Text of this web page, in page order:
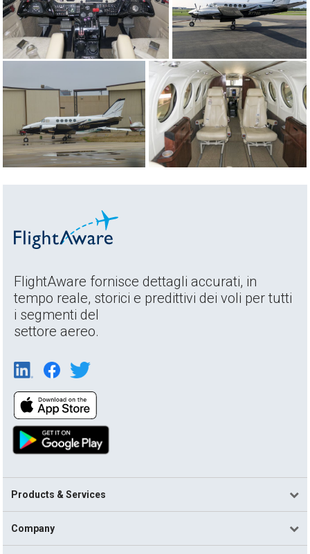
FlightAware fornisce dettagli accurati, in
tempo reale, storici e predittivi dei voli per tutti
i segmenti del
settore aereo.
Products & Services
Company